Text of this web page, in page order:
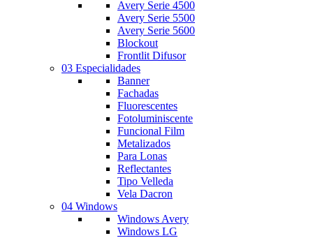
Avery Serie 4500
Avery Serie 5500
Avery Serie 5600
Blockout
Frontlit Difusor
03 Especialidades
Banner
Fachadas
Fluorescentes
Fotoluminiscente
Funcional Film
Metalizados
Para Lonas
Reflectantes
Tipo Velleda
Vela Dacron
04 Windows
Windows Avery
Windows LG